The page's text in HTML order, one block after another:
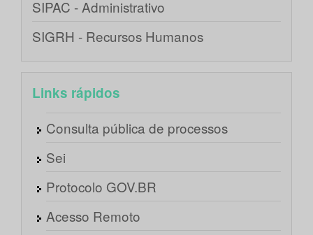
SIPAC - Administrativo
SIGRH - Recursos Humanos
Links rápidos
Consulta pública de processos
Sei
Protocolo GOV.BR
Acesso Remoto